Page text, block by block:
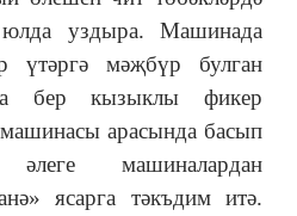
юлда уздыра. Машинада
үтәргә мәҗбүр булган
бер кызыклы фикер
арасында басып
машиналардан
ясарга тәкъдим итә.